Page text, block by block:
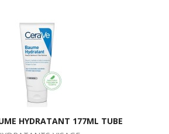
HYDRATANT 177ML TUBE